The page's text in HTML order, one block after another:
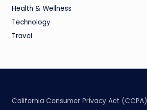
Health & Wellness
Technology
Travel
California Consumer Privacy Act (CCPA)